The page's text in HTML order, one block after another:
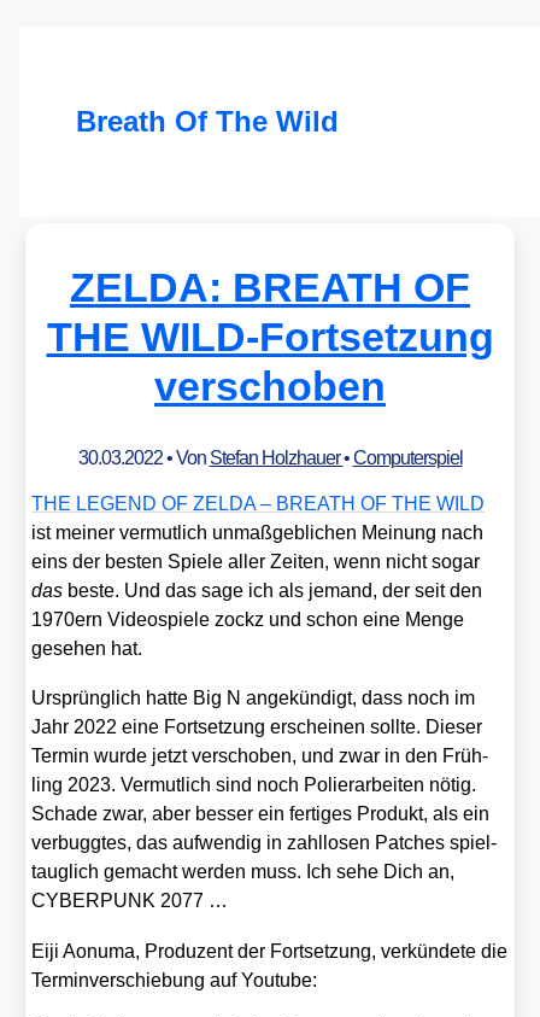
Breath Of The Wild
ZELDA: BREATH OF
THE WILD-Fortsetzung
verschoben
30.03.2022• Von Stefan Holzhauer•Computerspiel
THE LEGEND OF ZELDA – BREATH OF THE WILD
ist mei­ner ver­mut­lich unmaß­geb­li­chen Mei­nung nach
eins der bes­ten Spie­le aller Zei­ten, wenn nicht sogar
das bes­te. Und das sage ich als jemand, der seit den
1970ern Video­spie­le zockz und schon eine Men­ge
gese­hen hat.
Ursprüng­lich hat­te Big N ange­kün­digt, dass noch im
Jahr 2022 eine Fort­set­zung erschei­nen soll­te. Die­ser
Ter­min wur­de jetzt ver­scho­ben, und zwar in den Früh­
ling 2023. Ver­mut­lich sind noch Polier­ar­bei­ten nötig.
Scha­de zwar, aber bes­ser ein fer­ti­ges Pro­dukt, als ein
ver­bugg­tes, das auf­wen­dig in zahl­lo­sen Patches spiel­
taug­lich gemacht wer­den muss. Ich sehe Dich an,
CYBERPUNK 2077 …
Eiji Aonu­ma, Pro­du­zent der Fort­set­zung, ver­kün­de­te die
Ter­min­ver­schie­bung auf You­tube: